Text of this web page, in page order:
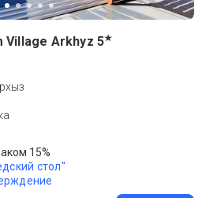
Village Arkhyz 5★
15%
стол"